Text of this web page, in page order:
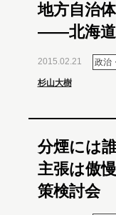
地方自治
――北海道
2015.02.21 政治
杉山大樹
分煙には
主張は傲
策検討会